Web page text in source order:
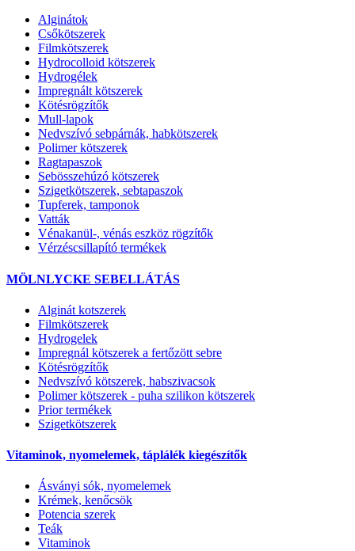
Alginátok
Csőkötszerek
Filmkötszerek
Hydrocolloid kötszerek
Hydrogélek
Impregnált kötszerek
Kötésrögzítők
Mull-lapok
Nedvszívó sebpárnák, habkötszerek
Polimer kötszerek
Ragtapaszok
Sebösszehúzó kötszerek
Szigetkötszerek, sebtapaszok
Tupferek, tamponok
Vatták
Vénakanül-, vénás eszköz rögzítők
Vérzéscsillapító termékek
MÖLNLYCKE SEBELLÁTÁS
Alginát kotszerek
Filmkötszerek
Hydrogelek
Impregnál kötszerek a fertőzött sebre
Kötésrögzítők
Nedvszívó kötszerek, habszivacsok
Polimer kötszerek - puha szilikon kötszerek
Prior termékek
Szigetkötszerek
Vitaminok, nyomelemek, táplálék kiegészítők
Ásványi sók, nyomelemek
Krémek, kenőcsök
Potencia szerek
Teák
Vitaminok